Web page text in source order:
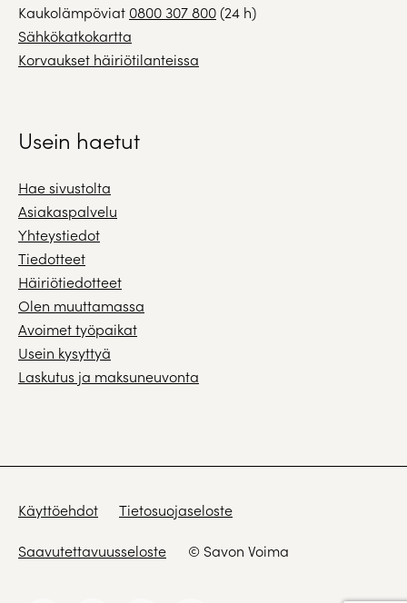
Kaukolämpöviat 0800 307 800(24 h)
Sähkökatkokartta
Korvaukset häiriötilanteissa
Usein haetut
Hae sivustolta
Asiakaspalvelu
Yhteystiedot
Tiedotteet
Häiriötiedotteet
Olen muuttamassa
Avoimet työpaikat
Usein kysyttyä
Laskutus ja maksuneuvonta
Käyttöehdot Tietosuojaseloste
Saavutettavuusseloste © Savon Voima